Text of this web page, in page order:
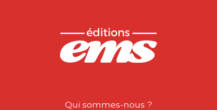
Qui sommes-nous ?